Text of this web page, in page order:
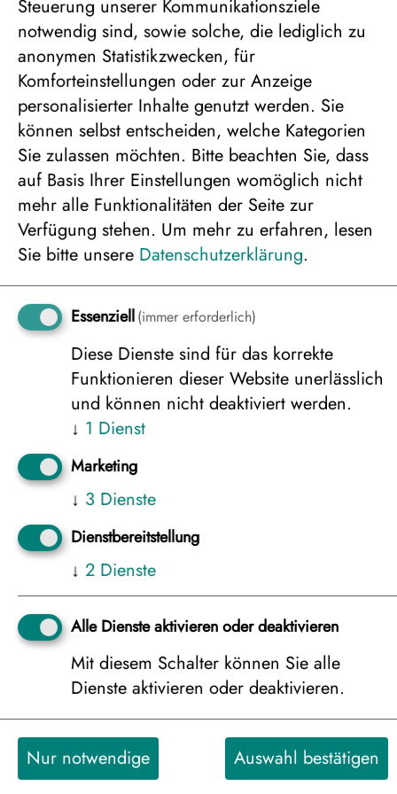
Harriniva Auroras
Leistungen
Transfer vom Flughafen Kittilä zum
Ferienort und zurück
7 Übernachtungen in der ausgewählten
Unterkunft
Vollpension und kostenloser Kaffee/Tee,
inkl. ein Abendessen in einer
traditionellen Kota mit lappländischen
Spezialitäten
Nordlicht-Workshop, inkl. warmes
Getränk (Dauer ca. 1 Std.)
Schneemobil), inkl. warmes Getränk
(Dauer ca. 3 Std.)
Steuerung unserer Kommunikationsziele
notwendig sind, sowie solche, die lediglich zu
anonymen Statistikzwecken, für
Komforteinstellungen oder zur Anzeige
personalisierter Inhalte genutzt werden. Sie
können selbst entscheiden, welche Kategorien
Sie zulassen möchten. Bitte beachten Sie, dass
auf Basis Ihrer Einstellungen womöglich nicht
mehr alle Funktionalitäten der Seite zur
Verfügung stehen. Um mehr zu erfahren, lesen
Sie bitte unsere Datenschutzerklärung.
Essenziell(immer erforderlich)
Diese Dienste sind für das korrekte
Funktionieren dieser Website unerlässlich
und können nicht deaktiviert werden.
↓ 1 Dienst
Marketing
↓ 3 Dienste
Dienstbereitstellung
↓ 2 Dienste
Alle Dienste aktivieren oder deaktivieren
Mit diesem Schalter können Sie alle
Dienste aktivieren oder deaktivieren.
Nur notwendige Auswahl bestätigen